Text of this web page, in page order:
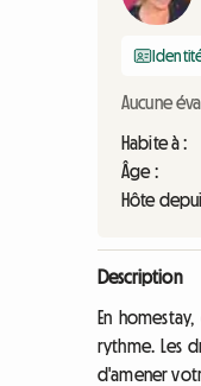
Aucune
Habite à :
Âge :
Hôte
Description
En
rythme. Les
d'amener